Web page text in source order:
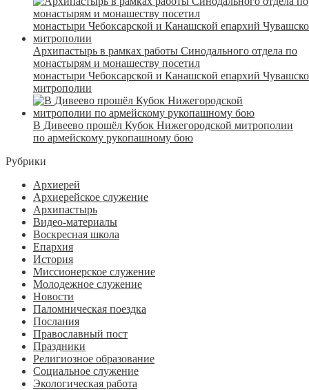
Архипастырь в рамках работы Синодального отдела по
монастырям и монашеству посетил
монастыри Чебоксарской и Канашской епархий
митрополии
В Дивеево прошёл Кубок Нижегородской митрополии
по армейскому рукопашному бою
Рубрики
Архиерей
Архиерейское служение
Архипастырь
Видео-материалы
Воскресная школа
Епархия
История
Миссионерское служение
Молодежное служение
Новости
Паломническая поездка
Послания
Православный пост
Праздники
Религиозное образование
Социальное служение
Экологическая работа